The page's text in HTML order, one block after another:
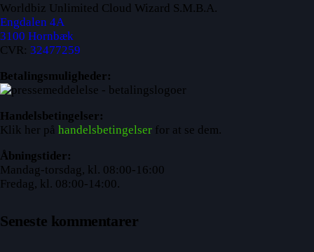
Worldbiz Unlimited Cloud Wizard S.M.B.A.
Engdalen 4A
3100 Hornbæk
CVR: 32477259
Betalingsmuligheder:
Handelsbetingelser:
Klik her på handelsbetingelser for at se dem.
Åbningstider:
Mandag-torsdag, kl. 08:00-16:00
Fredag, kl. 08:00-14:00.
Seneste kommentarer